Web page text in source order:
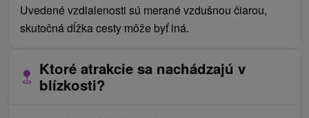
Uvedené vzdialenosti sú merané vzdušnou čiarou,
skutočná dĺžka cesty môže byť iná.
Ktoré atrakcie sa nachádzajú v
blízkosti?